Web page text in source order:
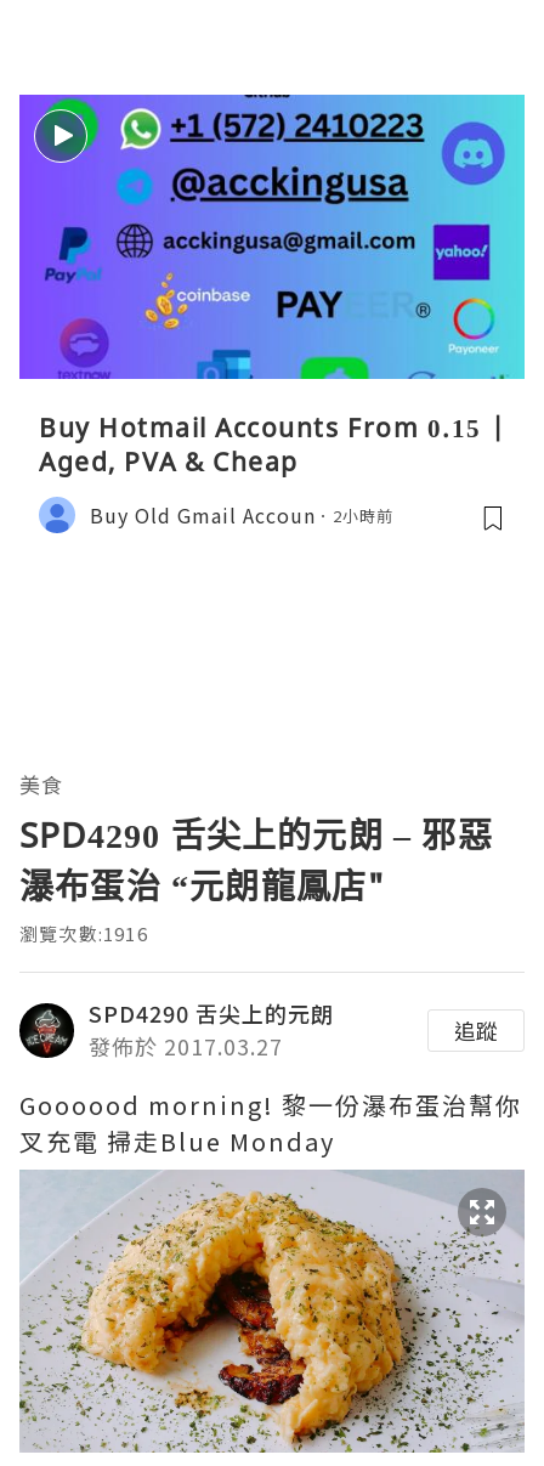
Buy Hotmail Accounts From 0.15 |
Aged, PVA & Cheap
Buy Old Gmail Accoun 2小時前
美食
SPD4290 舌尖上的元朗 – 邪惡
瀑布蛋治 “元朗龍鳳店"
瀏覽次數:1916
SPD4290 舌尖上的元朗
發佈於 2017.03.27
追蹤
Goooood morning! 黎一份瀑布蛋治幫你
叉充電 掃走Blue Monday